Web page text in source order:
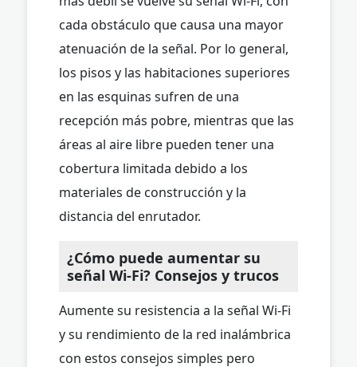
cada obstáculo que causa una mayor
atenuación de la señal. Por lo general,
los pisos y las habitaciones superiores
en las esquinas sufren de una
recepción más pobre, mientras que las
áreas al aire libre pueden tener una
cobertura limitada debido a los
materiales de construcción y la
distancia del enrutador.
¿Cómo puede aumentar su
señal Wi-Fi? Consejos y trucos
Aumente su resistencia a la señal Wi-Fi
y su rendimiento de la red inalámbrica
con estos consejos simples pero